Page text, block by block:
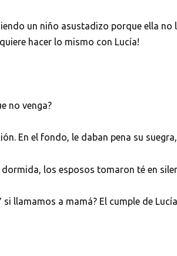
un niño asustadizo porque ella
hacer lo mismo con Lucía!
no venga?
En el fondo, le daban pena su
dormida, los esposos tomaron té en
si llamamos a mamá? El cumple de